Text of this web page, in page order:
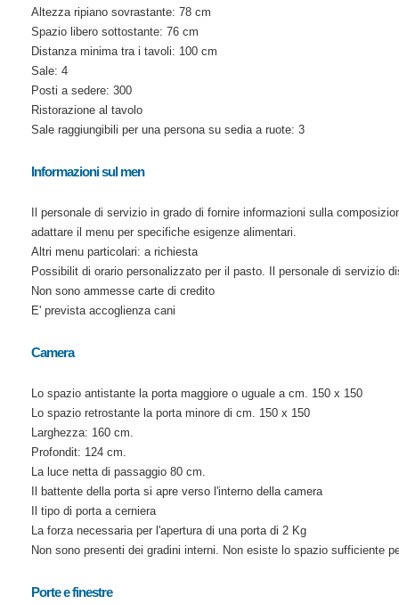
Altezza ripiano sovrastante: 78 cm
Spazio libero sottostante: 76 cm
Distanza minima tra i tavoli: 100 cm
Sale: 4
Posti a sedere: 300
Ristorazione al tavolo
Sale raggiungibili per una persona su sedia a ruote: 3
Informazioni sul men
Il personale di servizio in grado di fornire informazioni sulla
adattare il menu per specifiche esigenze alimentari.
Altri menu particolari: a richiesta
Possibilit di orario personalizzato per il pasto. Il personale di servizio
Non sono ammesse carte di credito
E' prevista accoglienza cani
Camera
Lo spazio antistante la porta maggiore o uguale a cm. 150 x 150
Lo spazio retrostante la porta minore di cm. 150 x 150
Larghezza: 160 cm.
Profondit: 124 cm.
La luce netta di passaggio 80 cm.
Il battente della porta si apre verso l'interno della camera
Il tipo di porta a cerniera
La forza necessaria per l'apertura di una porta di 2 Kg
Non sono presenti dei gradini interni. Non esiste lo spazio sufficiente
Porte e finestre